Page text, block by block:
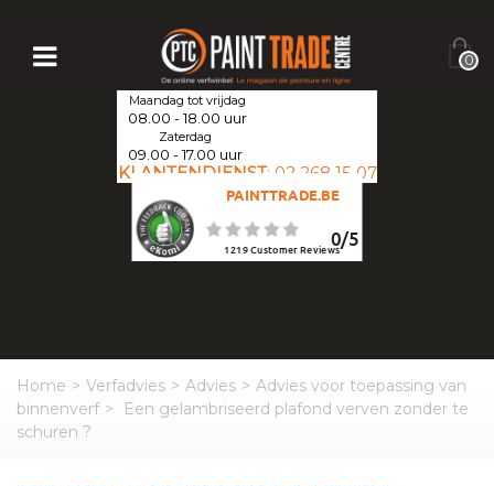
0
Maandag tot vrijdag
08.00 - 18.00 uur
Zaterdag
09.00 - 17.00 uur
KLANTENDIENST: 02 268 15 07
PAINTTRADE.BE
0/5
1219Customer Reviews
Home > Verfadvies > Advies > Advies voor toepassing van
binnenverf >
Een gelambriseerd plafond verven zonder te
schuren ?